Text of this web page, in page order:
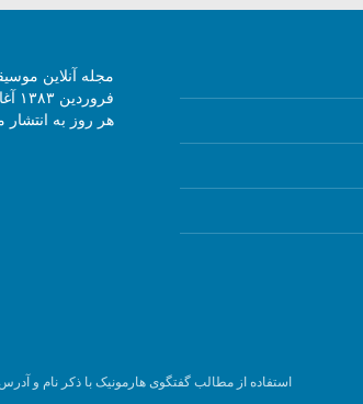
هر روز به انتشار
استفاده از مطالب گفتگوی هارمونیک با ذکر نام و